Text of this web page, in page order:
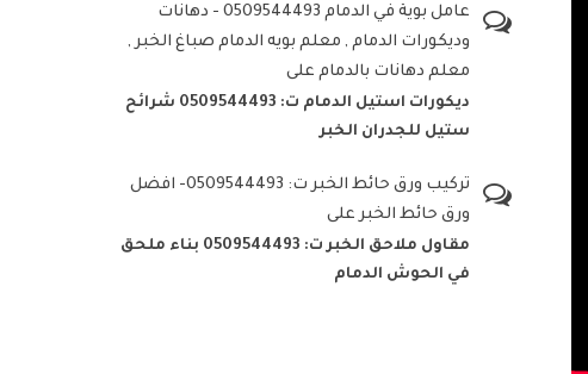
عامل بوية في الدمام 0509544493 - دهانات
وديكورات الدمام , معلم بويه الدمام صباغ الخبر ,
معلم دهانات بالدمام على
ديكورات استيل الدمام ت: 0509544493 شرائح
ستيل للجدران الخبر
تركيب ورق حائط الخبر ت: 0509544493- افضل
ورق حائط الخبرعلى
مقاول ملاحق الخبر ت: 0509544493 بناء ملحق
في الحوش الدمام